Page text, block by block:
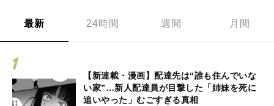
最新 24時間 週間 月間
【新連載・漫画】配達先は“誰も住んでいな
い家”…新人配達員が目撃した「姉妹を死に
追いやった」むごすぎる真相